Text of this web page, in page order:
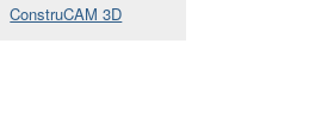
ConstruCAM 3D